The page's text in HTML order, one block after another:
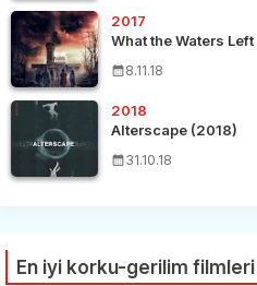
2017
What the Waters
8.11.18
2018
Alterscape (2018)
31.10.18
En iyi korku-gerilim filmleri